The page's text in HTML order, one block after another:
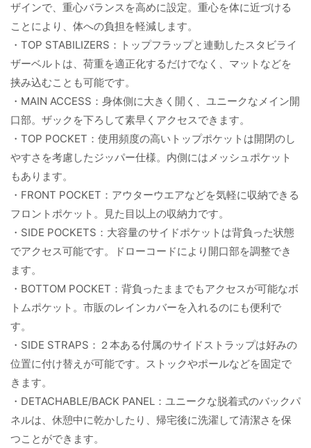
ザインで、重心バランスを高めに設定。重心を体に近づける
ことにより、体への負担を軽減します。
・TOP STABILIZERS：トップフラップと連動したスタビライ
ザーベルトは、荷重を適正化するだけでなく、マットなどを
挟み込むことも可能です。
・MAIN ACCESS：身体側に大きく開く、ユニークなメイン開
口部。ザックを下ろして素早くアクセスできます。
・TOP POCKET：使用頻度の高いトップポケットは開閉のし
やすさを考慮したジッパー仕様。内側にはメッシュポケット
もあります。
・FRONT POCKET：アウターウエアなどを気軽に収納できる
フロントポケット。見た目以上の収納力です。
・SIDE POCKETS：大容量のサイドポケットは背負った状態
でアクセス可能です。ドローコードにより開口部を調整でき
ます。
・BOTTOM POCKET：背負ったままでもアクセスが可能なボ
トムポケット。市販のレインカバーを入れるのにも便利で
す。
・SIDE STRAPS：２本ある付属のサイドストラップは好みの
位置に付け替えが可能です。ストックやポールなどを固定で
きます。
・DETACHABLE/BACK PANEL：ユニークな脱着式のバックパ
ネルは、休憩中に乾かしたり、帰宅後に洗濯して清潔さを保
つことができます。